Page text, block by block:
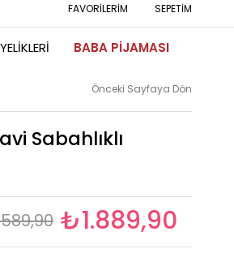
SEPETIM
FAVORİLERİM
BABA PIJAMASI
Önceki Sayfaya Dön
Sabahlıklı
₺1.889,90